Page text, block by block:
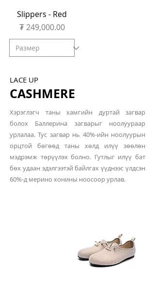
Slippers - Red
Price
₮ 249,000.00
LACE UP
CASHMERE
Хэрэглэгч таны хамгийн дуртай загвар
болох Баллерина загварыг ноолуураар
урлалаа. Тус загвар нь 40%-ийн ноолуурын
орцтой бөгөөд таны хөлд илүү зөөлөн
мэдрэмж төрүүлэх болно. Гутлыг илүү бат
бөх удаан эдэлгээтэй байлгах үүднээс үлдсэн
60%-д мерино хонины ноосоор урлав.